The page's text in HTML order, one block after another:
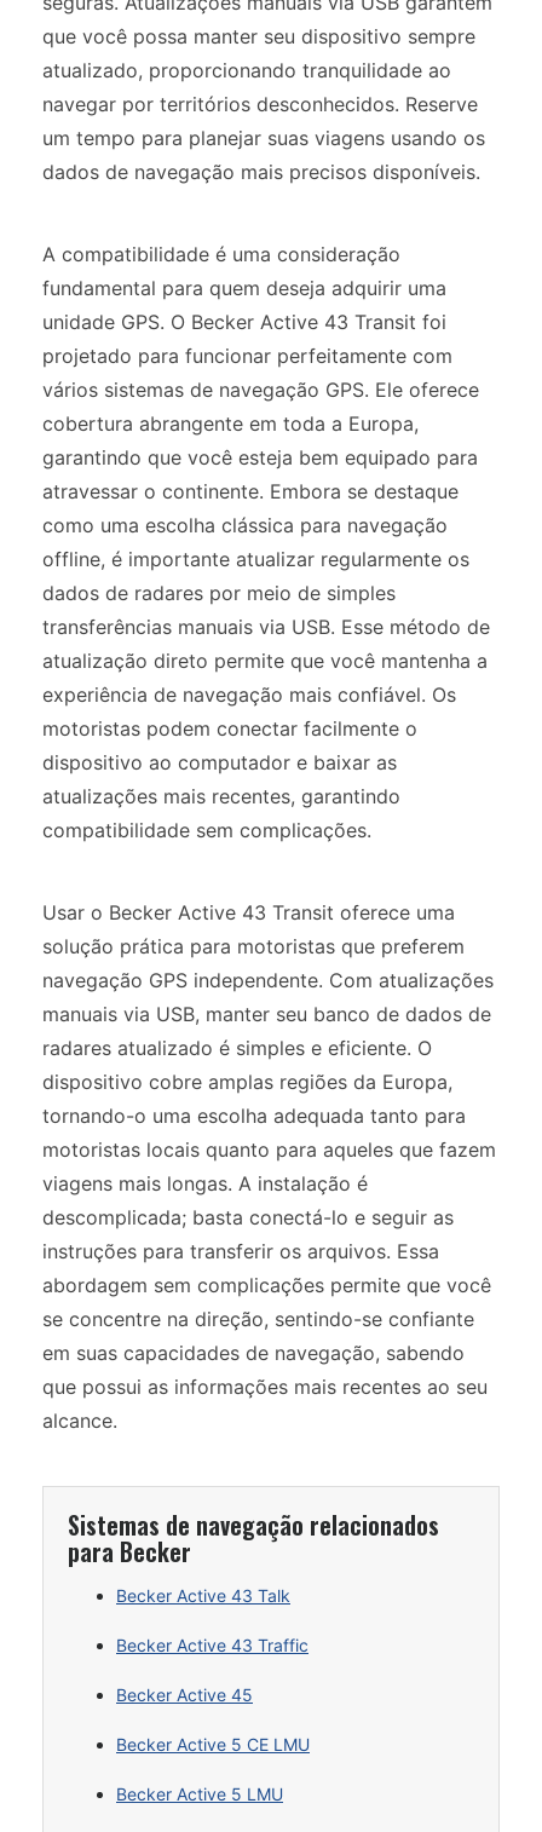
que você possa manter seu dispositivo sempre
atualizado, proporcionando tranquilidade ao
navegar por territórios desconhecidos. Reserve
um tempo para planejar suas viagens usando os
dados de navegação mais precisos disponíveis.
A compatibilidade é uma consideração
fundamental para quem deseja adquirir uma
unidade GPS. O Becker Active 43 Transit foi
projetado para funcionar perfeitamente com
vários sistemas de navegação GPS. Ele oferece
cobertura abrangente em toda a Europa,
garantindo que você esteja bem equipado para
atravessar o continente. Embora se destaque
como uma escolha clássica para navegação
offline, é importante atualizar regularmente os
dados de radares por meio de simples
transferências manuais via USB. Esse método de
atualização direto permite que você mantenha a
experiência de navegação mais confiável. Os
motoristas podem conectar facilmente o
dispositivo ao computador e baixar as
atualizações mais recentes, garantindo
compatibilidade sem complicações.
Usar o Becker Active 43 Transit oferece uma
solução prática para motoristas que preferem
navegação GPS independente. Com atualizações
manuais via USB, manter seu banco de dados de
radares atualizado é simples e eficiente. O
dispositivo cobre amplas regiões da Europa,
tornando-o uma escolha adequada tanto para
motoristas locais quanto para aqueles que fazem
viagens mais longas. A instalação é
descomplicada; basta conectá-lo e seguir as
instruções para transferir os arquivos. Essa
abordagem sem complicações permite que você
se concentre na direção, sentindo-se confiante
em suas capacidades de navegação, sabendo
que possui as informações mais recentes ao seu
alcance.
Sistemas de navegação relacionados
para Becker
Becker Active 43 Talk
Becker Active 43 Traffic
Becker Active 45
Becker Active 5 CE LMU
Becker Active 5 LMU